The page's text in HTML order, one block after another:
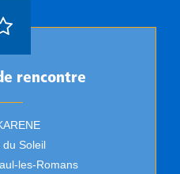
rencontre
du Soleil
les-Romans